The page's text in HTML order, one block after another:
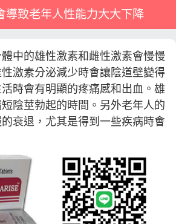
導致老年人性能力大大下降
中的雄性激素和雌性激素會慢慢
激素分泌減少時會讓陰道壁變得
時會有明顯的疼痛感和出血。雄
陰莖勃起的時間。另外老年人的
衰退，尤其是得到一些疾病時會